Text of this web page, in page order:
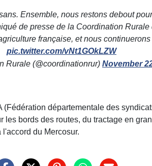
Ensemble, nous restons debout
de presse de la Coordination Rurale
française, et nous
pic.twitter.com/vNt1GOkLZW
Rurale (@coordinationrur) November
(Fédération départementale des
bords des routes, du tractage en
du Mercosur.